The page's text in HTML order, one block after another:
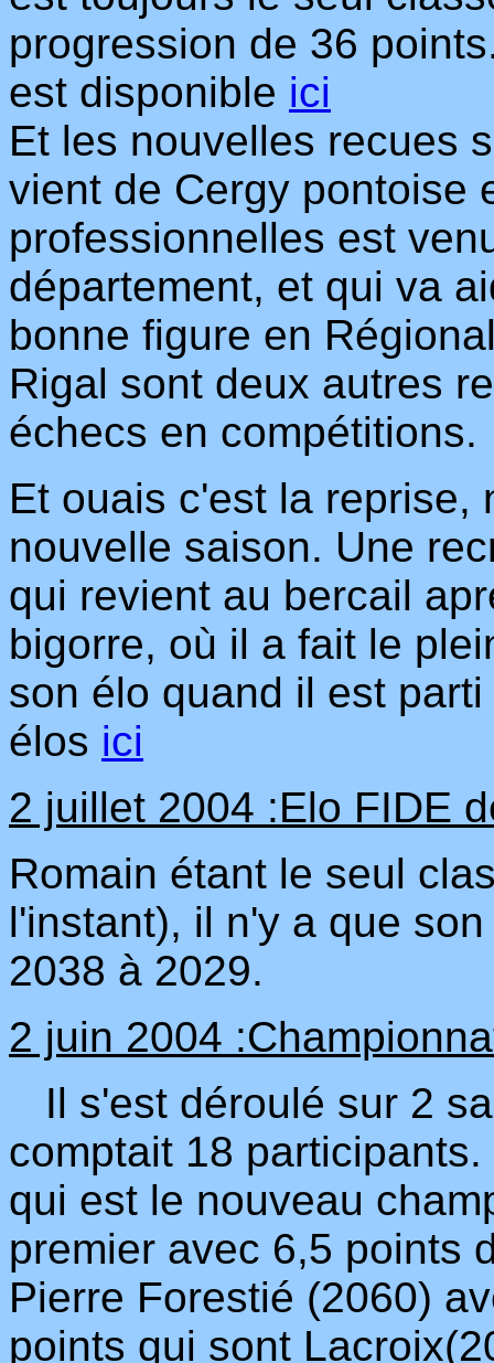
progression de 36
est disponible ici
Et les nouvelles recues
vient de Cergy pontoise
professionnelles est
département, et qui va
bonne figure en
Rigal sont deux autres
échecs en compétitions.
Et ouais c'est la reprise,
nouvelle saison. Une
qui revient au bercail
bigorre, où il a fait le
son élo quand il est
élos ici
2 juillet 2004 :Elo FIDE
Romain étant le seul
l'instant), il n'y a que
2038 à 2029.
2 juin 2004
Il s'est déroulé sur 2
comptait 18
qui est le nouveau
premier avec 6,5 points
Pierre Forestié (2060)
points qui sont